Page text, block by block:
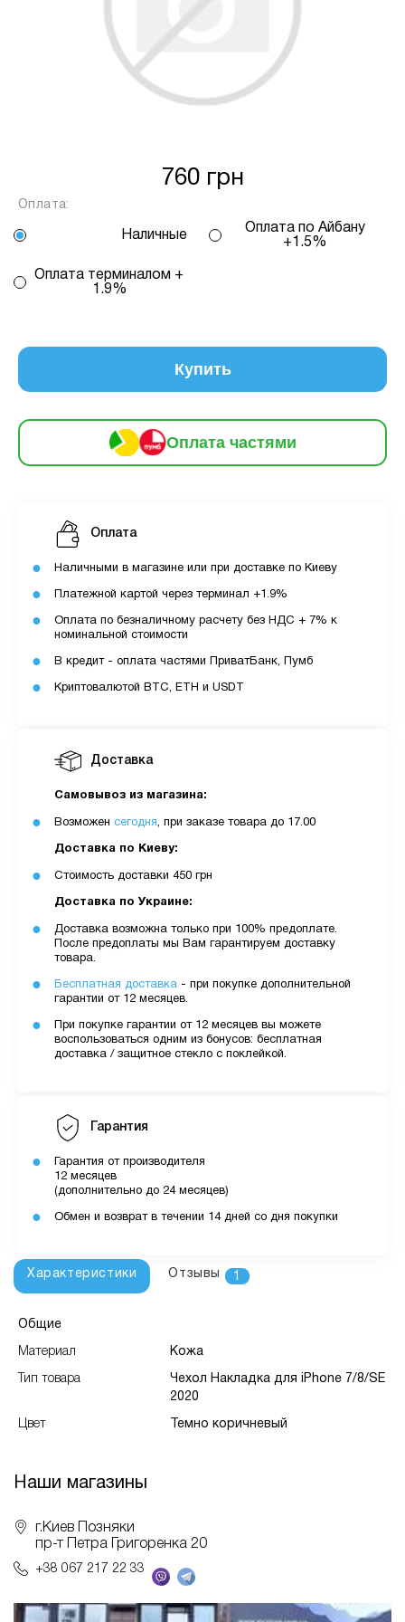
760 грн
Оплата:
Наличные
Оплата по Айбану
+1.5%
Оплата терминалом +
1.9%
Купить
Оплата частями
2 – комісія банку залежить
від кількості обраних вами платежів, від 2
до 25, та вираховується за допомогою
калькулятору або за консультацією нашого
ПРИВАТБАНК у вас має бути відкритий ліміт на
за вартість обраного вами товару, ви маєте
Оплата
платежів:
6
9
місяць:
275 грн
Інформація:
За допомогою ПУМБ ви маєте можливість
придбати товар в розстрочку.
Для оформлення розстрочки вам необхідно
застосунку ПУМБ.
Вартість пристрою це політика та умови компанії
Доставка
Самовывоз из магазина:
Возможен сегодня, при заказе товара до 17.00
Доставка по Киеву:
Стоимость доставки 450 грн
Доставка по Украине:
Доставка возможна только при 100% предоплате.
После предоплаты мы Вам гарантируем доставку
товара.
Бесплатная доставка - при покупке дополнительной
гарантии от 12 месяцев.
При покупке гарантии от 12 месяцев вы можете
воспользоваться одним из бонусов: бесплатная
доставка / защитное стекло с поклейкой.
Гарантия
Гарантия от производителя
12 месяцев
(дополнительно до 24 месяцев)
Обмен и возврат в течении 14 дней со дня покупки
Оплата
Наличными в магазине или при доставке по Киеву
Платежной картой через терминал +1.9%
Оплата по безналичному расчету без НДС + 7% к
номинальной стоимости
В кредит - оплата частями ПриватБанк, Пумб
Криптовалютой BTC, ETH и USDT
Характеристики Отзывы 1
Общие
Материал Кожа
Тип товара
Чехол Накладка для iPhone 7/8/SE
2020
Цвет Темно коричневый
Наши магазины
г.Киев Позняки
пр-т Петра Григоренка 20
+38 067 217 22 33